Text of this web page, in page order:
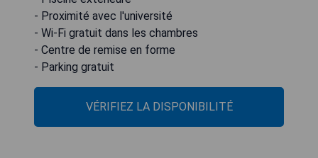
- Proximité avec l'université
- Wi-Fi gratuit dans les chambres
- Centre de remise en forme
- Parking gratuit
VÉRIFIEZ LA DISPONIBILITÉ